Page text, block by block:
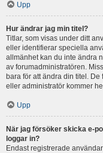
Upp
Hur ändrar jag min titel?
Titlar, som visas under ditt
eller identifierar speciella
allmänhet kan du inte ändra
av forumadministratören.
bara för att ändra din titel.
eller administratör kommer
Upp
När jag försöker skicka e-
loggar in?
Endast registrerade